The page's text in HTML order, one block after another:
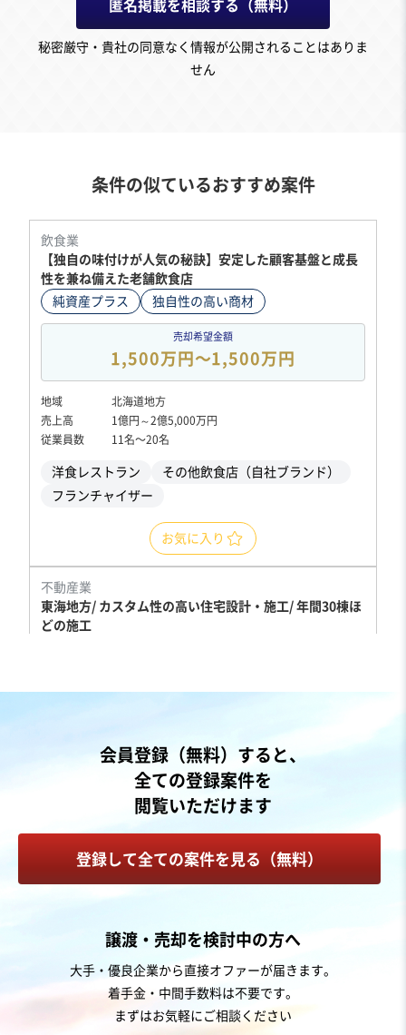
匿名掲載を相談する（無料）
秘密厳守・貴社の同意なく情報が公開されることはありま
せん
条件の似ているおすすめ案件
飲食業
【独自の味付けが人気の秘訣】安定した顧客基盤と成長
性を兼ね備えた老舗飲食店
純資産プラス
独自性の高い商材
売却希望金額
1,500万円〜1,500万円
地域
北海道地方
売上高
1億円～2億5,000万円
従業員数
11名〜20名
洋食レストラン
その他飲食店（自社ブランド）
フランチャイザー
お気に入り
不動産業
東海地方/ カスタム性の高い住宅設計・施工/ 年間30棟ほ
どの施工
中部地方
11名〜20名
お気に入り
上位の売上規模
会員登録（無料）すると、
全ての登録案件を
閲覧いただけます
登録して全ての案件を見る（無料）
譲渡・売却を検討中の方へ
大手・優良企業から直接オファーが届きます。
着手金・中間手数料は不要です。
まずはお気軽にご相談ください